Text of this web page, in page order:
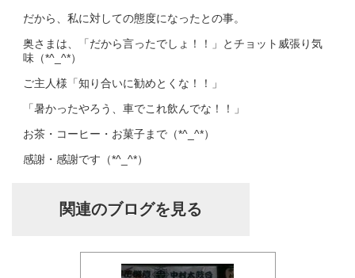
だから、私に対しての態度になったとの事。
奥さまは、「だから言ったでしょ！！」とチョット威張り気
味（*^_^*）
ご主人様「知り合いに勧めとくな！！」
「暑かったやろう、車でこれ飲んでな！！」
お茶・コーヒー・お菓子まで（*^_^*）
感謝・感謝です（*^_^*）
関連のブログを見る